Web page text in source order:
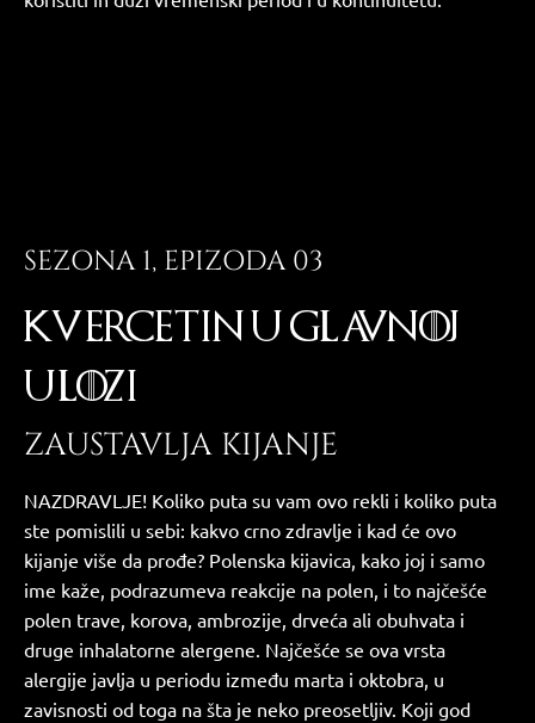
SEZONA 1, EPIZODA 03
KVERCETIN U GLAVNOJ
ULOZI
ZAUSTAVLJA KIJANJE
NAZDRAVLJE! Koliko puta su vam ovo rekli i koliko puta
ste pomislili u sebi: kakvo crno zdravlje i kad će ovo
kijanje više da prođe? Polenska kijavica, kako joj i samo
ime kaže, podrazumeva reakcije na polen, i to najčešće
polen trave, korova, ambrozije, drveća ali obuhvata i
druge inhalatorne alergene. Najčešće se ova vrsta
alergije javlja u periodu između marta i oktobra, u
zavisnosti od toga na šta je neko preosetljiv. Koji god